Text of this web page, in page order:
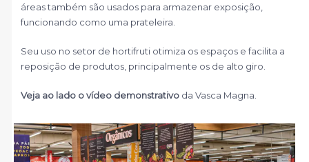
áreas também são usados para armazenar exposição,
funcionando como uma prateleira.
Seu uso no setor de hortifruti otimiza os espaços e facilita a
reposição de produtos, principalmente os de alto giro.
Veja ao lado o vídeo demonstrativo da Vasca Magna.